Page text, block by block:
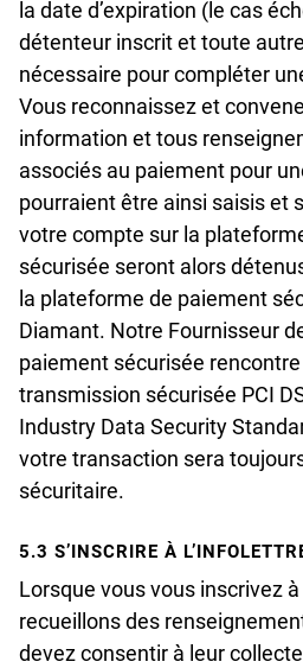
Téléphone ;
Date de naissance
Genre ;
Langue préférée.
la date d’expiration (le cas
détenteur inscrit et toute
nécessaire pour compléter
Vous reconnaissez et
information et tous
associés au paiement pour
pourraient être ainsi saisis et
votre compte sur la
sécurisée seront alors
la plateforme de paiement
Diamant. Notre Fournisseur
paiement sécurisée
transmission sécurisée PCI
Industry Data Security
votre transaction sera
sécuritaire.
5.3 S’INSCRIRE À
Lorsque vous vous inscrivez
recueillons des
devez consentir à leur